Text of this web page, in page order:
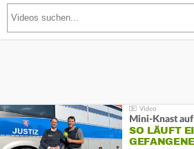
Mini-Knast
SO LÄUFT